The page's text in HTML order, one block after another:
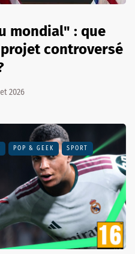
mondial" : que
controversé
2026
POP & GEEK SPORT